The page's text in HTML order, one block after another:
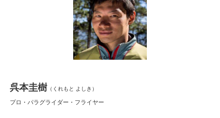
呉本圭樹 （くれもと よしき）
プロ・パラグライダー・フライヤー